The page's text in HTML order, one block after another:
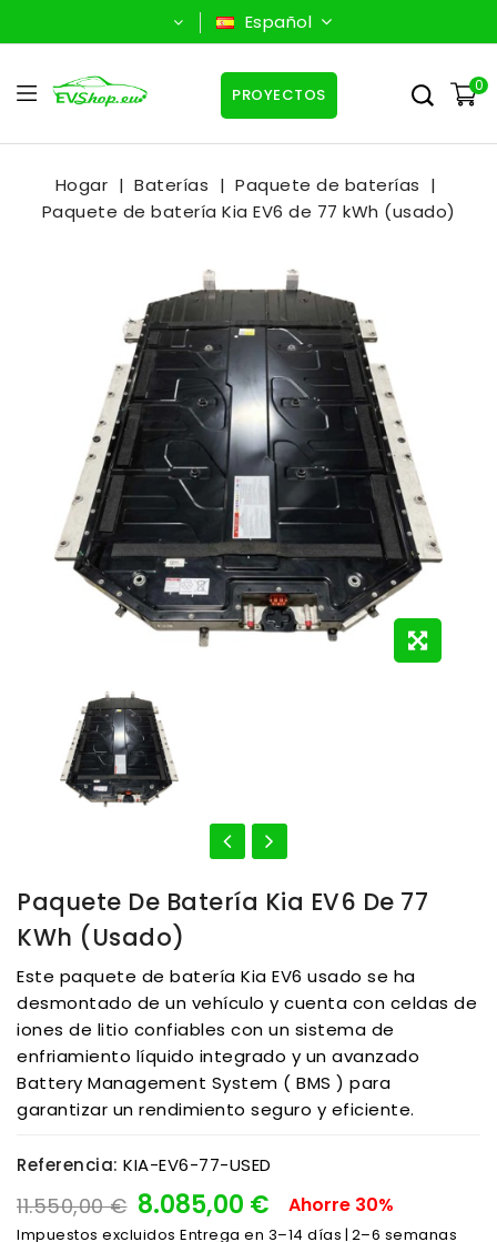
Español
0
PROYECTOS
Hogar Baterías
Paquete de baterías
Paquete de batería Kia EV6 de 77 kWh (usado)
Paquete De Batería Kia EV6 De 77
KWh (usado)
Este paquete de batería Kia EV6 usado se ha
desmontado de un vehículo y cuenta con celdas de
iones de litio confiables con un sistema de
enfriamiento líquido integrado y un avanzado
Battery Management System ( BMS ) para
garantizar un rendimiento seguro y eficiente.
Referencia: KIA-EV6-77-USED
11.550,00 € 8.085,00 € Ahorre 30%
Impuestos excluidos Entrega en 3–14 días | 2–6 semanas